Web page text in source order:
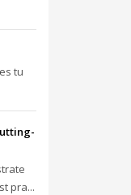
tu
pra...